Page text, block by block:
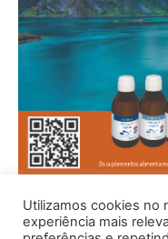
Utilizamos cookies no
experiência mais